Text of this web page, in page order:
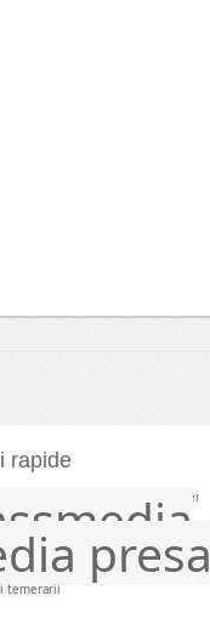
rapide
frontierei
presa
temerarii